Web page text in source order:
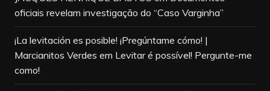
oficiais revelam investigação do “Caso Varginha”
¡La levitación es posible! ¡Pregúntame cómo! |
Marcianitos Verdes em Levitar é possível! Pergunte-me
como!